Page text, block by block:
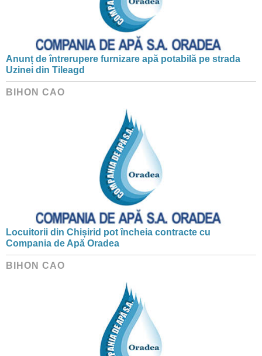
Anunț de întrerupere furnizare apă potabilă pe strada
Uzinei din Tileagd
BIHON CAO
Locuitorii din Chișirid pot încheia contracte cu
Compania de Apă Oradea
BIHON CAO